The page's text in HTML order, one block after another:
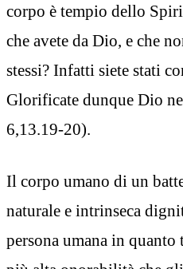
corpo è tempio dello
che avete da Dio, e che
stessi? Infatti siete stati
Glorificate dunque Dio
6,13.19-20).
Il corpo umano di un
naturale e intrinseca
persona umana in quanto